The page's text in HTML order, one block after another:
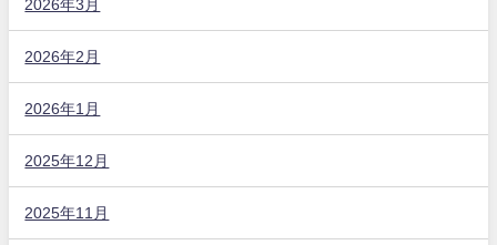
2026年3月
2026年2月
2026年1月
2025年12月
2025年11月